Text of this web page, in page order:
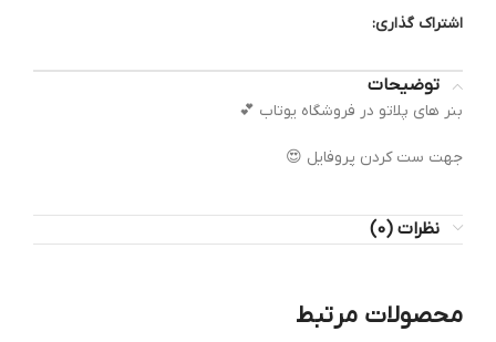
اشتراک گذاری:
توضیحات
بنر های پلاتو در فروشگاه یوتاب 💕
جهت ست کردن پروفایل 😍
نظرات (0)
محصولات مرتبط